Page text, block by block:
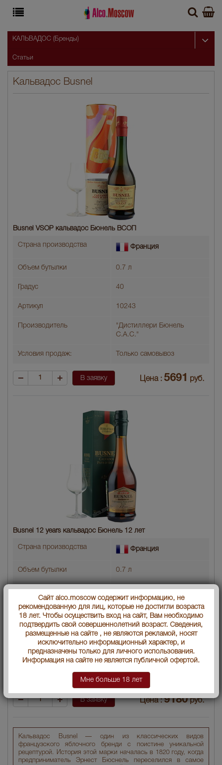
Кальвадос Busnel
Кальвадос Busnel — один из классических видов
французского яблочного бренди с поистине уникальной
рецептурой. История этой марки началась в 1820 году, когда
предприниматель Эрнест Бюснель переселился в самое
Busnel VSOP кальвадос Бюнель ВСОП
Страна производства Франция
Объем бутылки 0.7 л
Градус 40
Артикул 10243
Производитель
"Дистиллери Бюнель
С.А.С."
Условия продаж: Только самовывоз
В заявку Цена : 5691 руб.
Busnel 12 years кальвадос Бюнель 12 лет
Страна производства Франция
Объем бутылки 0.7 л
Градус 43
Выдержка лет 12
Артикул 26551
"Дистиллери Бюнель
Только самовывоз
В заявку Цена :9180руб.
КАЛЬВАДОС (Бренды)
Статьи
Сайт alco.moscow содержит информацию, не
рекомендованную для лиц, которые не достигли возраста
18 лет. Чтобы осуществить вход на сайт, Вам необходимо
подтвердить свой совершеннолетний возраст. Сведения,
размещенные на сайте , не являются рекламой, носят
исключительно информационный характер, и
предназначены только для личного использования.
Информация на сайте не является публичной офертой.
Мне больше 18 лет